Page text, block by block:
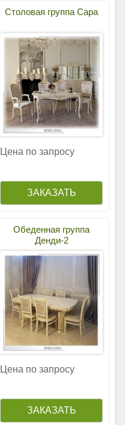
Столовая группа Сара
Цена по запросу
Обеденная группа
Денди-2
Цена по запросу